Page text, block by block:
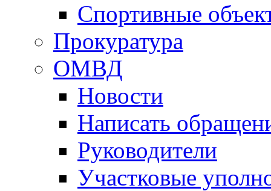
Спортивные
Прокуратура
ОМВД
Новости
Написать
Руководители
Участковые